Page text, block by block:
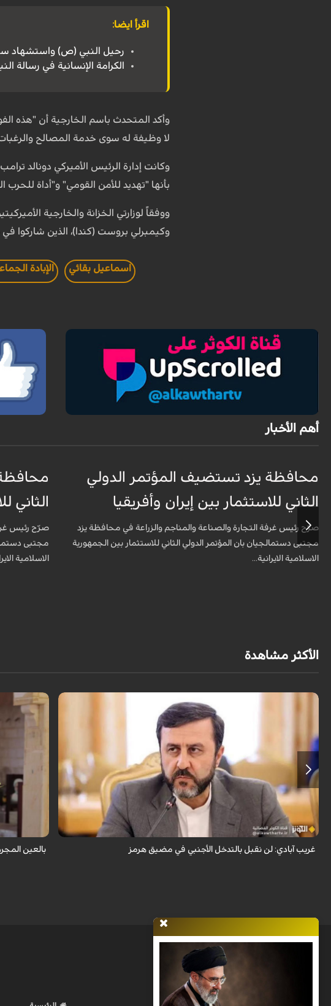
اقرأ ايضا:
رحيل النبي (ص) واستشهاد
الكرامة الإنسانية في رسالة
وأكد المتحدث باسم الخارجية أن "هذه
لا وظيفة له سوى خدمة المصالح والرغبات
وكانت إدارة الرئيس الأميركي دونالد
بأنها "تهديد للأمن القومي" و"أداة للحرب
ووفقاً لوزارتي الخزانة والخارجية
وكيمبرلي بروست (كندا)، الذين شاركوا
اسماعيل بقائي الإبادة
أهم الأخبار
محافظة يزد تستضيف المؤتمر الدولي
الثاني للاستثمار بين إيران وأفريقيا
صرّح رئيس غرفة التجارة والصناعة والمناجم والزراعة في محافظة يزد
مجتبى دستمالجيان بان المؤتمر الدولي الثاني للاستثمار بين الجمهورية
الاسلامية الايرانية...
الثاني
صرّح رئيس
مجتبى
الاسلامية
الأكثر مشاهدة
قال نائب وزير الخارجية الإيراني كاظم غريب آبادي، إن إيران لن تقبل بالتدخل
الأجنبي في مضيق هرمز.
غريب آبادي: لن نقبل بالتدخل الأجنبي في مضيق هرمز
برنامج
نستمع فيه
بالعين